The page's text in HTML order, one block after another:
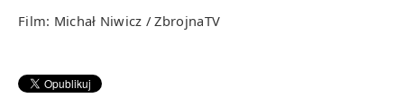
Film: Michał Niwicz / ZbrojnaTV